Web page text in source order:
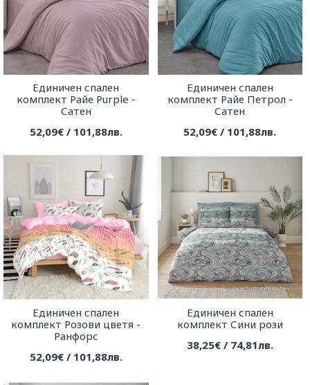
Единичен спален
комплект Райе Purple -
Сатен
52,09€ / 101,88лв.
Единичен спален
комплект Райе Петрол -
Сатен
52,09€ / 101,88лв.
Единичен спален
комплект Розови цветя -
Ранфорс
52,09€ / 101,88лв.
Единичен спален
комплект Сини рози
38,25€ / 74,81лв.